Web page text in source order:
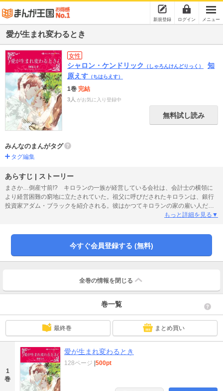
新規登録 ログイン メニュー
愛が生まれ変わるとき
女性
シャロン・ケンドリック （しゃろんけんどりっく）
知
原えす （ちはらえす）
1巻 完結
3人 がお気に入り登録中
無料試し読み
みんなのまんがタグ
タグ編集
あらすじ | ストーリー
まさか…倒産寸前!? キロランの一族が経営している会社は、会計士の横領に
より経営困難の窮地に立たされていた。祖父に呼びだされたキロランは、銀行
投資家アダム・ブラックを紹介される。彼はかつてキロランの家の雇い人だっ
たが、今では“シャーク”と呼ばれ、大成功していた。祖父はこの会社の危機を救
アダムは精悍に成長していたが、横柄な態度で彼女を子供扱いしてきて…!?
もっと詳細を見る▼
今すぐ会員登録する (無料)
全巻の情報を 閉じる
巻一覧
最終巻 まとめ買い
1
巻
愛が生まれ変わるとき
128ページ 500pt